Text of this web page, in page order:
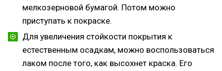
мелкозерновой бумагой. Потом можно
приступать к покраске.
Для увеличения стойкости покрытия к
естественным осадкам, можно воспользоваться
лаком после того, как высохнет краска. Его